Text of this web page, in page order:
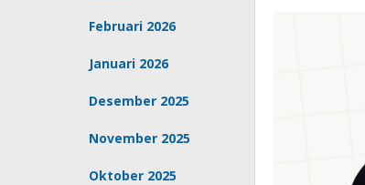
Februari 2026
Januari 2026
Desember 2025
November 2025
Oktober 2025